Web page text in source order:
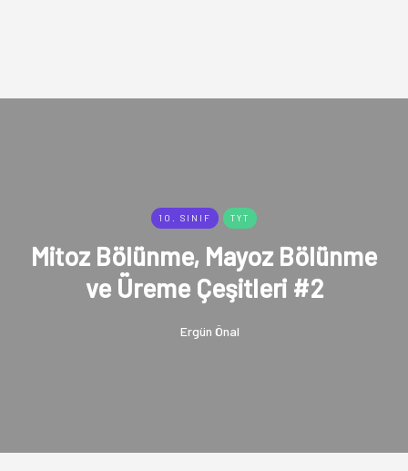
10. SINIF TYT
Mitoz Bölünme, Mayoz Bölünme
ve Üreme Çeşitleri #2
Ergün Önal